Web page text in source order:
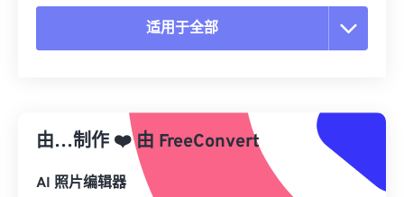
适用于全部
从预设应用
另存为预设
由…制作 ❤️由 FreeConvert
AI 照片编辑器